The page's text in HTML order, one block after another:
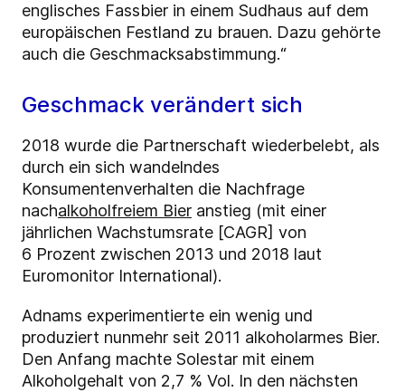
englisches Fassbier in einem Sudhaus auf dem
europäischen Festland zu brauen. Dazu gehörte
auch die Geschmacksabstimmung.“
Geschmack verändert sich
2018 wurde die Partnerschaft wiederbelebt, als
durch ein sich wandelndes
Konsumentenverhalten die Nachfrage
nachalkoholfreiem Bier anstieg (mit einer
jährlichen Wachstumsrate [CAGR] von
6 Prozent zwischen 2013 und 2018 laut
Euromonitor International).
Adnams experimentierte ein wenig und
produziert nunmehr seit 2011 alkoholarmes Bier.
Den Anfang machte Solestar mit einem
Alkoholgehalt von 2,7 % Vol. In den nächsten